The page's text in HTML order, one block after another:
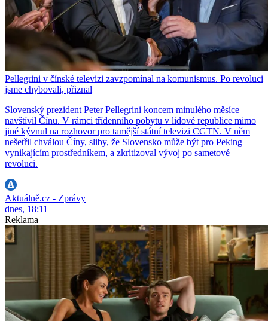
Pellegrini v čínské televizi zavzpomínal na komunismus. Po revoluci
jsme chybovali, přiznal
Slovenský prezident Peter Pellegrini koncem minulého měsíce
navštívil Čínu. V rámci třídenního pobytu v lidové republice mimo
jiné kývnul na rozhovor pro tamější státní televizi CGTN. V něm
nešetřil chválou Číny, sliby, že Slovensko může být pro Peking
vynikajícím prostředníkem, a zkritizoval vývoj po sametové
revoluci.
Aktuálně.cz - Zprávy
dnes, 18:11
Reklama